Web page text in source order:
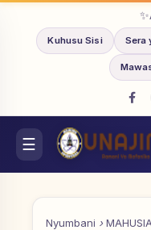
Kuhusu Sisi Sera
Nyumbani